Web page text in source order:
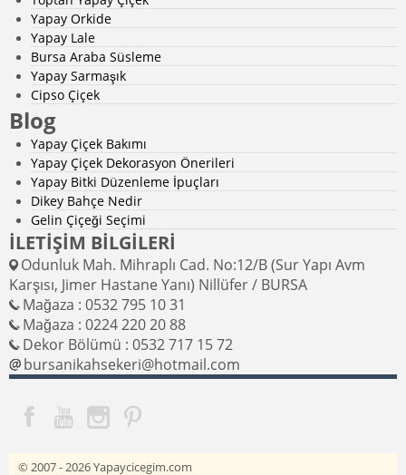
Yapay Orkide
Yapay Lale
Bursa Araba Süsleme
Yapay Sarmaşık
Cipso Çiçek
Blog
Yapay Çiçek Bakımı
Yapay Çiçek Dekorasyon Önerileri
Yapay Bitki Düzenleme İpuçları
Dikey Bahçe Nedir
Gelin Çiçeği Seçimi
İLETİŞİM BİLGİLERİ
Odunluk Mah. Mihraplı Cad. No:12/B (Sur Yapı Avm
Karşısı, Jimer Hastane Yanı) Nillüfer / BURSA
Mağaza : 0532 795 10 31
Mağaza : 0224 220 20 88
Dekor Bölümü : 0532 717 15 72
bursanikahsekeri@hotmail.com
© 2007 - 2026Yapaycicegim.com